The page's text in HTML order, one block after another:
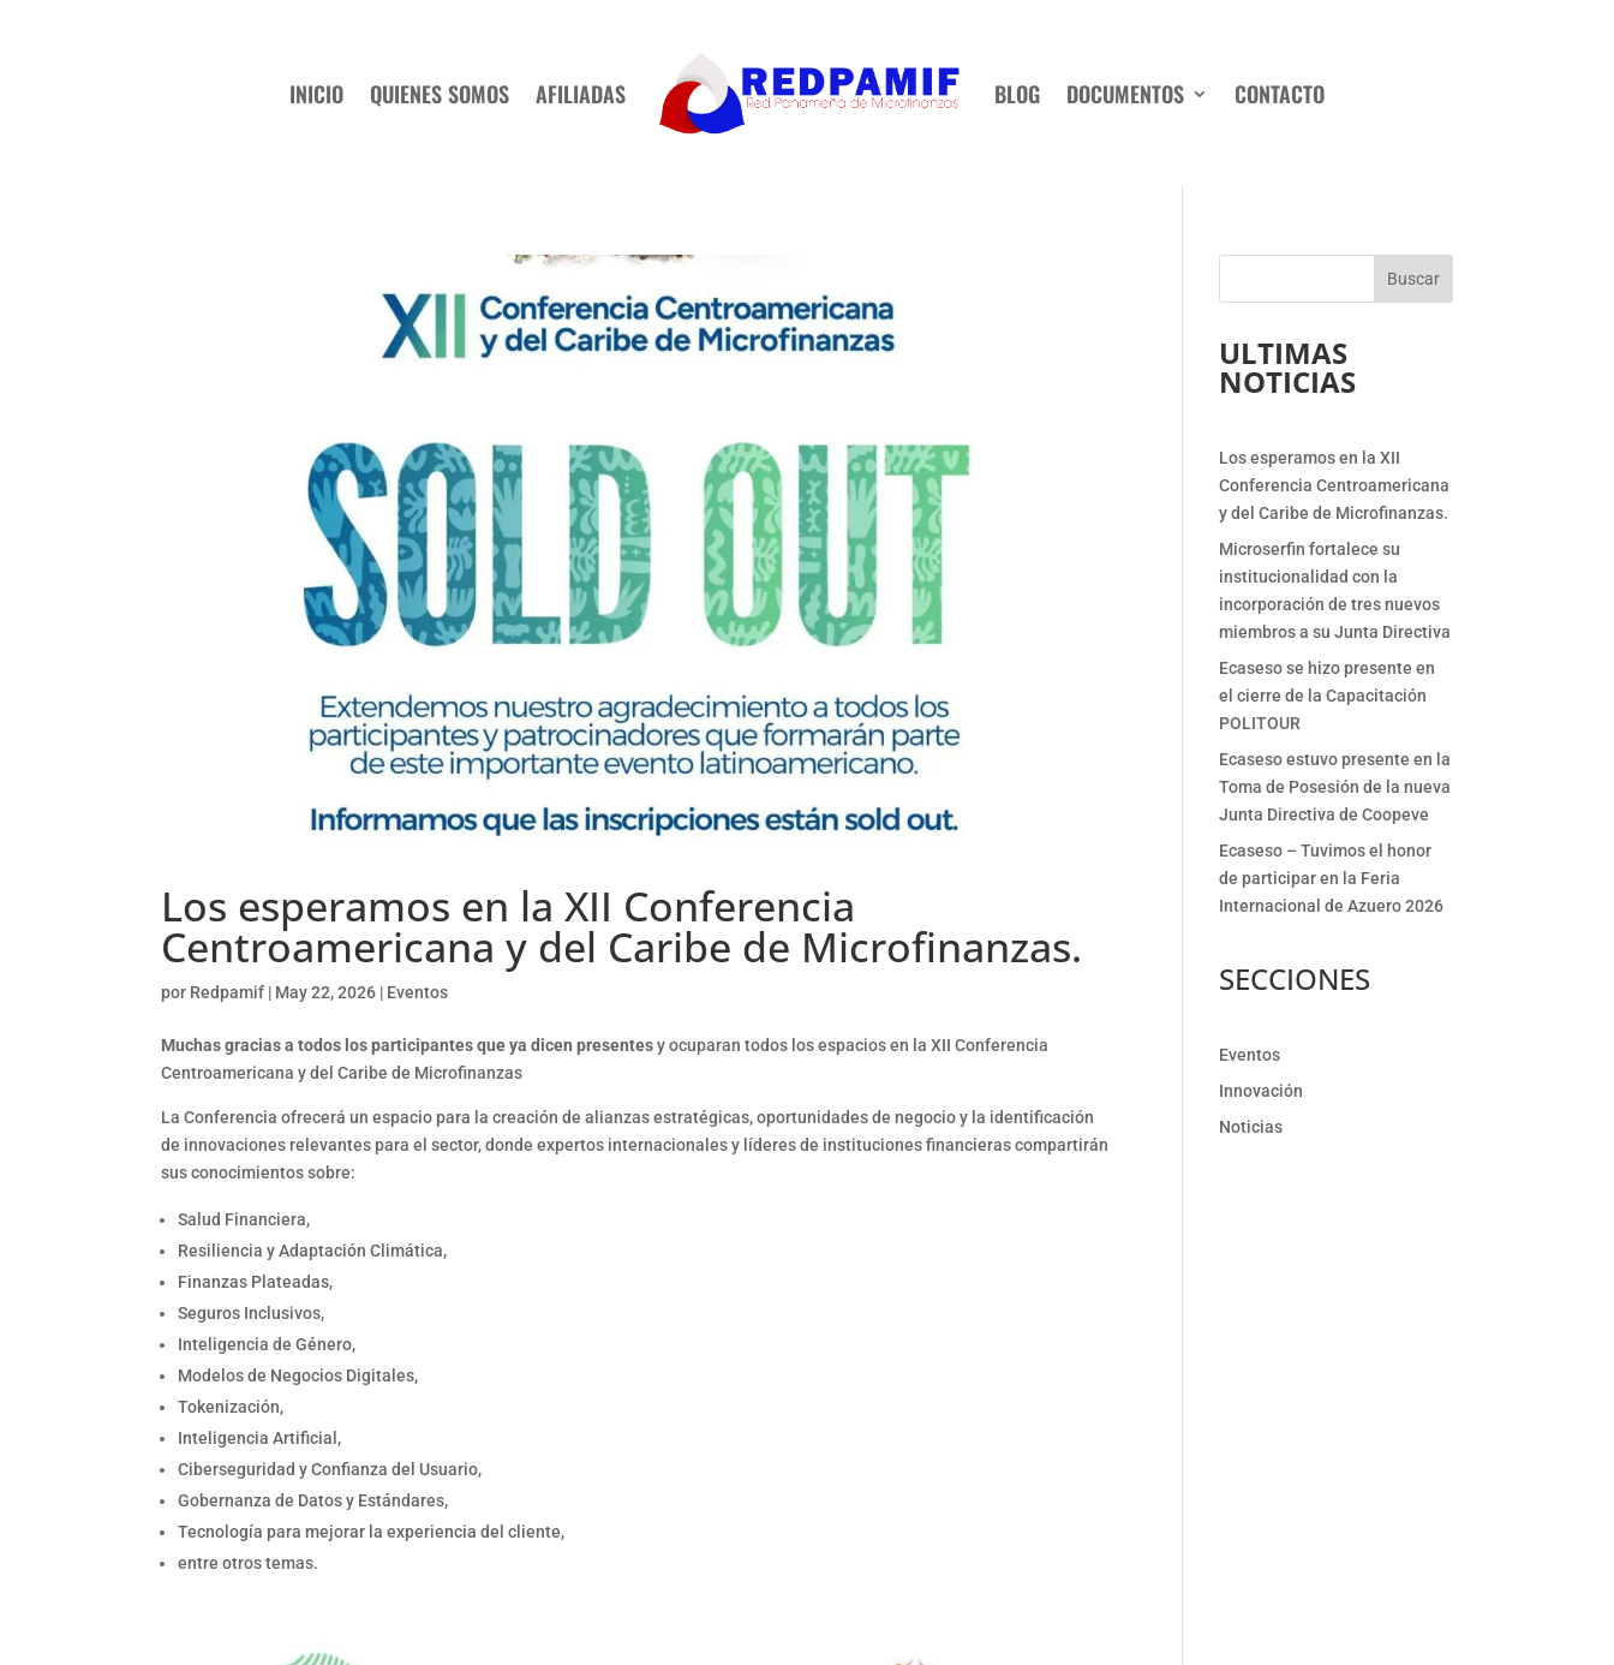
INICIO QUIENES SOMOS AFILIADAS BLOG DOCUMENTOS CONTACTO
Los esperamos en la XII Conferencia
Centroamericana y del Caribe de Microfinanzas.
por Redpamif | May 22, 2026 | Eventos
Muchas gracias a todos los participantes que ya dicen presentesy ocuparan todos los espacios en la XII Conferencia
Centroamericana y del Caribe de Microfinanzas
La Conferencia ofrecerá un espacio para la creación de alianzas estratégicas, oportunidades de negocio y la identificación
de innovaciones relevantes para el sector, donde expertos internacionales y líderes de instituciones financieras compartirán
sus conocimientos sobre:
Salud Financiera,
Resiliencia y Adaptación Climática,
Finanzas Plateadas,
Seguros Inclusivos,
Inteligencia de Género,
Modelos de Negocios Digitales,
Tokenización,
Inteligencia Artificial,
Ciberseguridad y Confianza del Usuario,
Gobernanza de Datos y Estándares,
Tecnología para mejorar la experiencia del cliente,
entre otros temas.
Buscar
ULTIMAS
NOTICIAS
Los esperamos en la XII
Conferencia Centroamericana
y del Caribe de Microfinanzas.
Microserfin fortalece su
institucionalidad con la
incorporación de tres nuevos
miembros a su Junta Directiva
Ecaseso se hizo presente en
el cierre de la Capacitación
POLITOUR
Ecaseso estuvo presente en la
Toma de Posesión de la nueva
Junta Directiva de Coopeve
Ecaseso – Tuvimos el honor
de participar en la Feria
Internacional de Azuero 2026
SECCIONES
Eventos
Innovación
Noticias